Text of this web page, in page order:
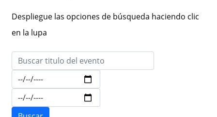
Despliegue las opciones de búsqueda haciendo clic
en la lupa